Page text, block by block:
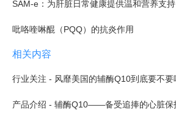
SAM-e：为肝脏日常健康提供温和营养支持
吡咯喹啉醌（PQQ）的抗炎作用
相关内容
行业关注 - 风靡美国的辅酶Q10到底要不要
产品介绍 - 辅酶Q10——备受追捧的心脏保